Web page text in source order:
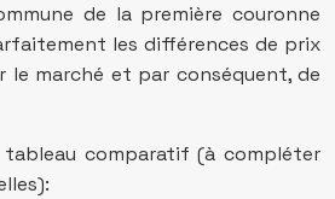
de la première couronne
les différences de prix
le marché et par conséquent, de
tableau comparatif (à compléter